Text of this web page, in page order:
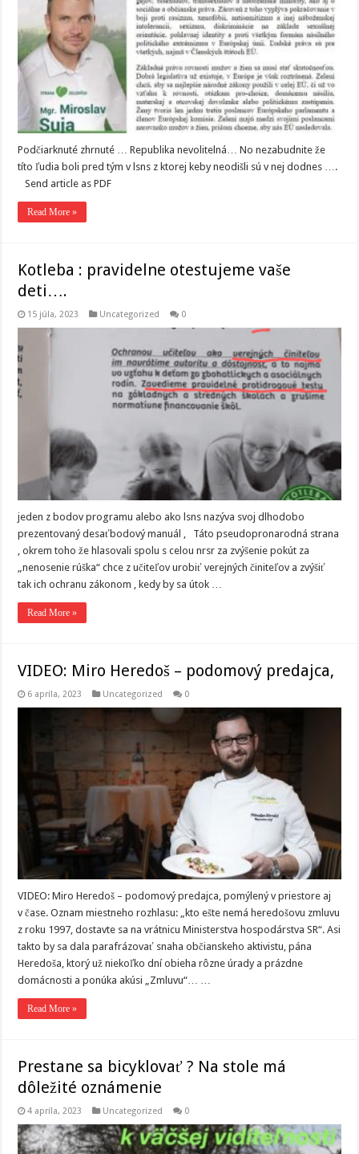
Podčiarknuté zhrnuté … Republika nevolitelná… No nezabudnite že
títo ľudia boli pred tým v lsns z ktorej keby neodišli sú v nej dodnes ….
Send article as PDF
Read More »
Kotleba : pravidelne otestujeme vaše
deti….
15 júla, 2023 Uncategorized 0
jeden z bodov programu alebo ako lsns nazýva svoj dlhodobo
prezentovaný desaťbodový manuál , Táto pseudopronarodná strana
, okrem toho že hlasovali spolu s celou nrsr za zvýšenie pokút za
„nenosenie rúška“ chce z učiteľov urobiť verejných činiteľov a zvýšiť
tak ich ochranu zákonom , kedy by sa útok …
Read More »
VIDEO: Miro Heredoš – podomový predajca,
6 apríla, 2023 Uncategorized 0
VIDEO: Miro Heredoš – podomový predajca, pomýlený v priestore aj
v čase. Oznam miestneho rozhlasu: „kto ešte nemá heredošovu zmluvu
z roku 1997, dostavte sa na vrátnicu Ministerstva hospodárstva SR“. Asi
takto by sa dala parafrázovať snaha občianskeho aktivistu, pána
Heredoša, ktorý už niekoľko dní obieha rôzne úrady a prázdne
domácnosti a ponúka akúsi „Zmluvu“… …
Read More »
Prestane sa bicyklovať ? Na stole má
dôležité oznámenie
4 apríla, 2023 Uncategorized 0